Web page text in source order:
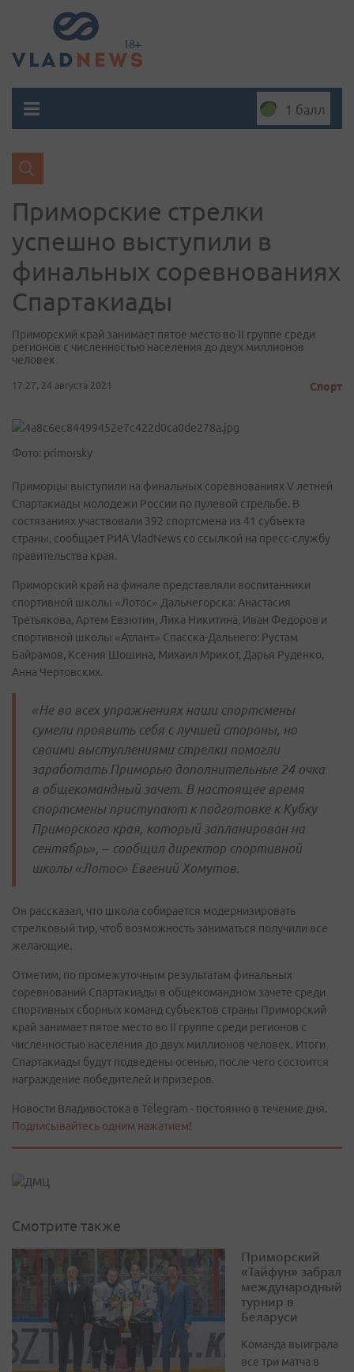
1 балл
Приморские стрелки
успешно выступили в
финальных соревнованиях
Спартакиады
Приморский край занимает пятое место во II группе среди
регионов с численностью населения до двух миллионов
человек
17:27, 24 августа 2021 Спорт
Фото: primorsky
Приморцы выступили на финальных соревнованиях V летней
Спартакиады молодежи России по пулевой стрельбе. В
состязаниях участвовали 392 спортсмена из 41 субъекта
страны, сообщает РИА VladNews со ссылкой на пресс-службу
правительства края.
Приморский край на финале представляли воспитанники
спортивной школы «Лотос» Дальнегорска: Анастасия
Третьякова, Артем Евзютин, Лика Никитина, Иван Федоров и
спортивной школы «Атлант» Спасска-Дальнего: Рустам
Байрамов, Ксения Шошина, Михаил Мрикот, Дарья Руденко,
Анна Чертовских.
«Не во всех упражнениях наши спортсмены
сумели проявить себя с лучшей стороны, но
своими выступлениями стрелки помогли
заработать Приморью дополнительные 24 очка
в общекомандный зачет. В настоящее время
спортсмены приступают к подготовке к Кубку
Приморского края, который запланирован на
сентябрь», – сообщил директор спортивной
школы «Лотос» Евгений Хомутов.
Он рассказал, что школа собирается модернизировать
стрелковый тир, чтоб возможность заниматься получили все
желающие.
Отметим, по промежуточным результатам финальных
соревнований Спартакиады в общекомандном зачете среди
спортивных сборных команд субъектов страны Приморский
край занимает пятое место во II группе среди регионов с
численностью населения до двух миллионов человек. Итоги
Спартакиады будут подведены осенью, после чего состоится
награждение победителей и призеров.
Новости Владивостока в Telegram - постоянно в течение дня.
Подписывайтесь одним нажатием!
Смотрите также
Приморский
«Тайфун» забрал
международный
турнир в
Беларуси
Команда выиграла
все три матча в